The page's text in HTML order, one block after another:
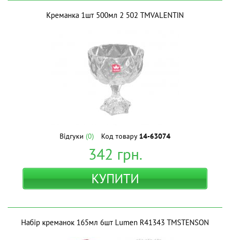
Креманка 1шт 500мл 2 502 ТМVALENTIN
Відгуки (0) Код товару 14-63074
342 грн.
КУПИТИ
Набір креманок 165мл 6шт Lumen R41343 ТМSTENSON